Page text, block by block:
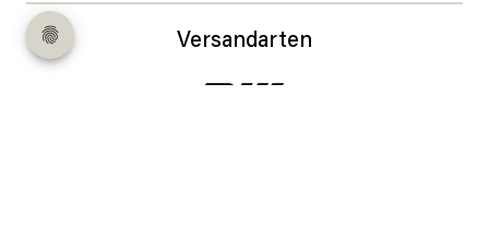
Versandarten